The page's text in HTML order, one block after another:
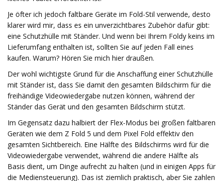
Je öfter ich jedoch faltbare Geräte im Fold-Stil verwende, desto
klarer wird mir, dass es ein unverzichtbares Zubehör dafür gibt:
eine Schutzhülle mit Ständer. Und wenn bei Ihrem Foldy keins im
Lieferumfang enthalten ist, sollten Sie auf jeden Fall eines
kaufen. Warum? Hören Sie mich hier draußen.
Der wohl wichtigste Grund für die Anschaffung einer Schutzhülle
mit Ständer ist, dass Sie damit den gesamten Bildschirm für die
freihändige Videowiedergabe nutzen können, während der
Ständer das Gerät und den gesamten Bildschirm stützt.
Im Gegensatz dazu halbiert der Flex-Modus bei großen faltbaren
Geräten wie dem Z Fold 5 und dem Pixel Fold effektiv den
gesamten Sichtbereich. Eine Hälfte des Bildschirms wird für die
Videowiedergabe verwendet, während die andere Hälfte als
Basis dient, um Dinge aufrecht zu halten (und in einigen Apps für
die Mediensteuerung). Das ist ziemlich praktisch, aber Sie zahlen